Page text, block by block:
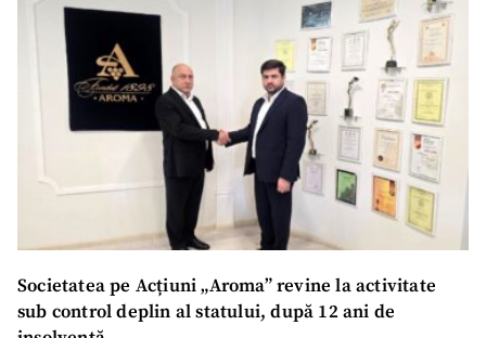
Societatea pe Acțiuni „Aroma” revine la activitate
sub control deplin al statului, după 12 ani de